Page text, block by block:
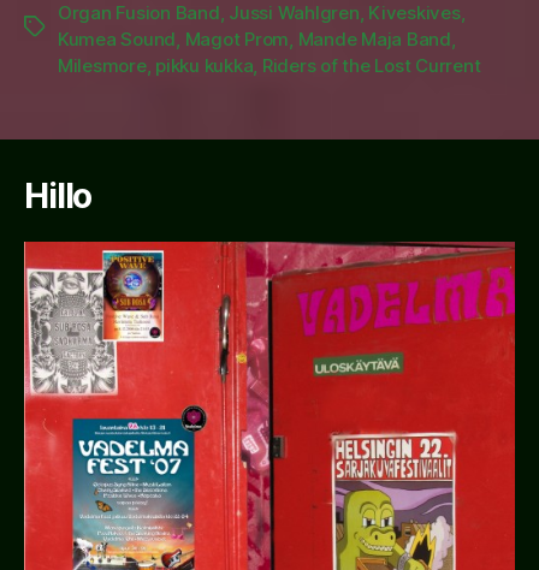
Tags
Organ Fusion Band, Jussi Wahlgren, Kiveskives,
Kumea Sound, Magot Prom, Mande Maja Band,
Milesmore, pikku kukka, Riders of the Lost Current
Hillo